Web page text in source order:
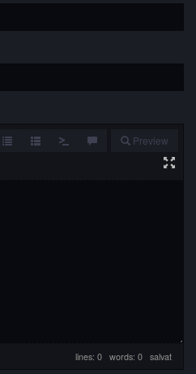
Preview
lines: 0 words: 0 salvat